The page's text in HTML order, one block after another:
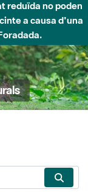
reduïda no poden
a causa d'una